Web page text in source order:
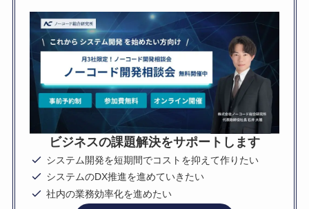
ビジネスの課題解決をサポートします
システム開発を短期間でコストを抑えて作りたい
システムのDX推進を進めていきたい
社内の業務効率化を進めたい